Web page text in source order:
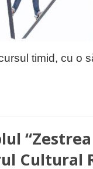
timid, cu o
Cultural